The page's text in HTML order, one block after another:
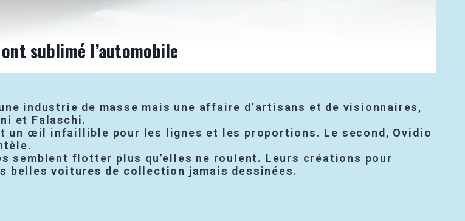
sublimé l’automobile
industrie de masse mais une affaire d’artisans et de visionnaires,
et Falaschi.
un œil infaillible pour les lignes et les proportions. Le second, Ovidio
semblent flotter plus qu’elles ne roulent. Leurs créations pour
bellesvoitures de collection jamais dessinées.